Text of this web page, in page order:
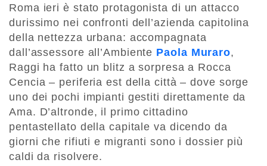
Roma ieri è stato protagonista di un attacco
durissimo nei confronti dell’azienda capitolina
della nettezza urbana: accompagnata
dall’assessore all’Ambiente Paola Muraro,
Raggi ha fatto un blitz a sorpresa a Rocca
Cencia – periferia est della città – dove sorge
uno dei pochi impianti gestiti direttamente da
Ama. D’altronde, il primo cittadino
pentastellato della capitale va dicendo da
giorni che rifiuti e migranti sono i dossier più
caldi da risolvere.